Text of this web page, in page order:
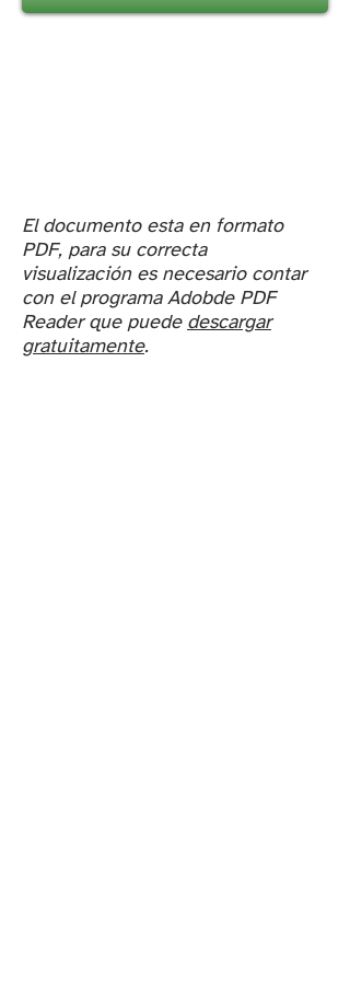
El documento esta en formato
PDF, para su correcta
visualización es necesario contar
con el programa Adobde PDF
Reader que puede descargar
gratuitamente.